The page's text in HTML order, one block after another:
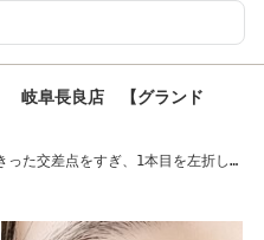
岐阜長良店 【グランド
った交差点をすぎ、1本目を左折した